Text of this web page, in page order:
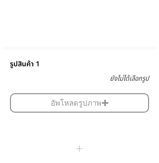
รูปสินค้า 1
ยังไม่ได้เลือกรูป
อัพโหลดรูปภาพ